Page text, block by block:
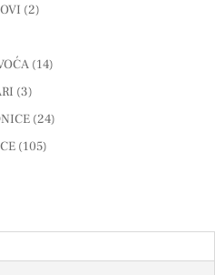
(2)
(14)
(3)
(24)
(105)